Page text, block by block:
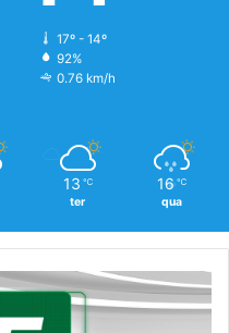
17º - 14º
92%
0.76 km/h
13 ℃
ter
16 ℃
qua